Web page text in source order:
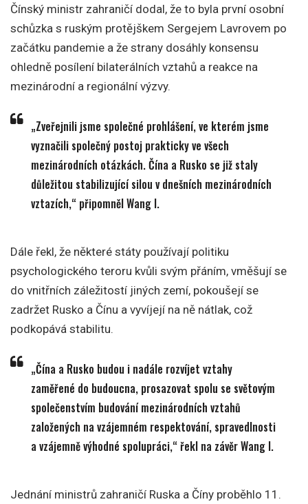
Čínský ministr zahraničí dodal, že to byla první osobní
schůzka s ruským protějškem Sergejem Lavrovem po
začátku pandemie a že strany dosáhly konsensu
ohledně posílení bilaterálních vztahů a reakce na
mezinárodní a regionální výzvy.
„Zveřejnili jsme společné prohlášení, ve kterém jsme
vyznačili společný postoj prakticky ve všech
mezinárodních otázkách. Čína a Rusko se již staly
důležitou stabilizující silou v dnešních mezinárodních
vztazích,“ připomněl Wang I.
Dále řekl, že některé státy používají politiku
psychologického teroru kvůli svým přáním, vměšují se
do vnitřních záležitostí jiných zemí, pokoušejí se
zadržet Rusko a Čínu a vyvíjejí na ně nátlak, což
podkopává stabilitu.
„Čína a Rusko budou i nadále rozvíjet vztahy
zaměřené do budoucna, prosazovat spolu se světovým
společenstvím budování mezinárodních vztahů
založených na vzájemném respektování, spravedlnosti
a vzájemně výhodné spolupráci,“ řekl na závěr Wang I.
Jednání ministrů zahraničí Ruska a Číny proběhlo 11.